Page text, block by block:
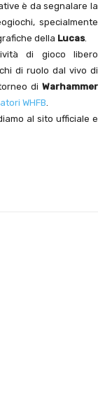
è da segnalare la
specialmente
della Lucas.
di gioco libero
di ruolo dal vivo di
diWarhammer
WHFB.
al sito ufficiale e